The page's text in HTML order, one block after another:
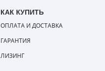
КАК КУПИТЬ
ОПЛАТА И ДОСТАВКА
ГАРАНТИЯ
ЛИЗИНГ